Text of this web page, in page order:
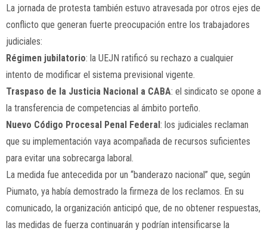
La jornada de protesta también estuvo atravesada por otros ejes de
conflicto que generan fuerte preocupación entre los trabajadores
judiciales:
Régimen jubilatorio: la UEJN ratificó su rechazo a cualquier
intento de modificar el sistema previsional vigente.
Traspaso de la Justicia Nacional a CABA: el sindicato se opone a
la transferencia de competencias al ámbito porteño.
Nuevo Código Procesal Penal Federal: los judiciales reclaman
que su implementación vaya acompañada de recursos suficientes
para evitar una sobrecarga laboral.
La medida fue antecedida por un “banderazo nacional” que, según
Piumato, ya había demostrado la firmeza de los reclamos. En su
comunicado, la organización anticipó que, de no obtener respuestas,
las medidas de fuerza continuarán y podrían intensificarse la